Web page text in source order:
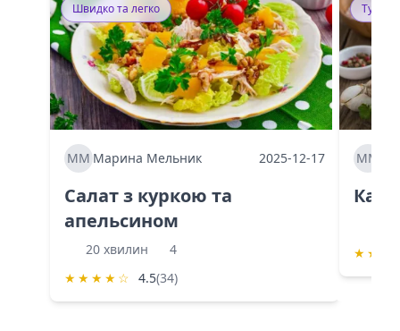
Швидко та легко
ММ Марина Мельник 2025-12-17
Салат з куркою та
апельсином
20 хвилин
4
★ ★ ★ ★ ☆ 4.5(34)
ММ
★ ★